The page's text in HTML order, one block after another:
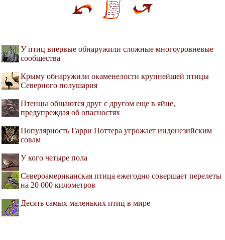
У птиц впервые обнаружили сложные многоуровневые
сообщества
Крыму обнаружили окаменелости крупнейшей птицы
Северного полушария
Птенцы общаются друг с другом еще в яйце,
предупреждая об опасностях
Популярность Гарри Поттера угрожает индонезийским
совам
У кого четыре пола
Североамериканская птица ежегодно совершает перелеты
на 20 000 километров
Десять самых маленьких птиц в мире